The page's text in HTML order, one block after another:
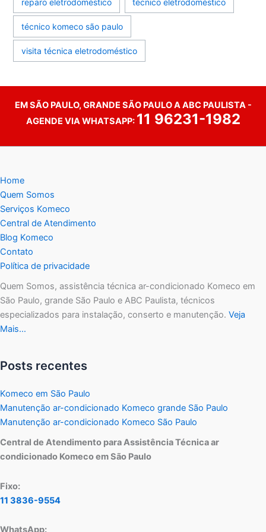
reparo eletrodoméstico técnico eletrodoméstico
técnico komeco são paulo
visita técnica eletrodoméstico
EM SÃO PAULO, GRANDE SÃO PAULO A ABC PAULISTA -
AGENDE VIA WHATSAPP: 11 96231-1982
Home
Quem Somos
Serviços Komeco
Central de Atendimento
Blog Komeco
Contato
Política de privacidade
Quem Somos, assistência técnica ar-condicionado Komeco em
São Paulo, grande São Paulo e ABC Paulista, técnicos
especializados para instalação, conserto e manutenção. Veja
Mais…
Posts recentes
Komeco em São Paulo
Manutenção ar-condicionado Komeco grande São Paulo
Manutenção ar-condicionado Komeco São Paulo
Central de Atendimento para Assistência Técnica ar
condicionado Komeco em São Paulo
Fixo:
11 3836-9554